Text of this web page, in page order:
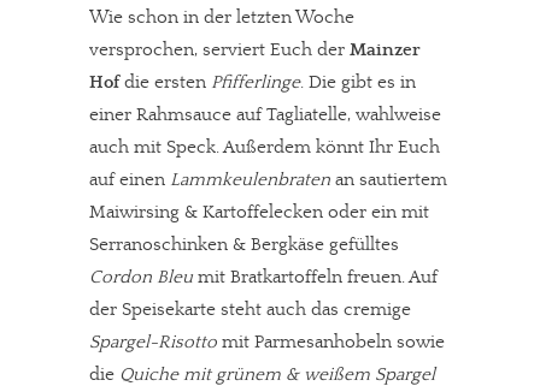
Wie schon in der letzten Woche
versprochen, serviert Euch der Mainzer
Hofdie ersten Pfifferlinge. Die gibt es in
einer Rahmsauce auf Tagliatelle, wahlweise
auch mit Speck. Außerdem könnt Ihr Euch
auf einen Lammkeulenbraten an sautiertem
Maiwirsing & Kartoffelecken oder ein mit
Serranoschinken & Bergkäse gefülltes
Cordon Bleumit Bratkartoffeln freuen. Auf
der Speisekarte steht auch das cremige
Spargel-Risotto mit Parmesanhobeln sowie
die Quiche mit grünem & weißem Spargel